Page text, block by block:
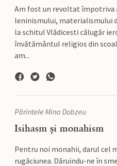
Am fost un revoltat împotriva
leninismului, materialismului
la schitul Vlădicesti călugăr
învătământul religios din
am...
Părintele Mina Dobzeu
Isihasm și monahism
Pentru noi monahii, darul cel
rugăciunea. Dăruindu-ne în